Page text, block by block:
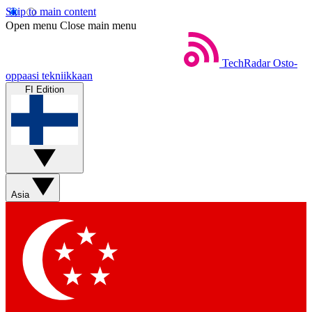
Skip to main content
Open menu Close main menu
TechRadar Osto-
oppaasi tekniikkaan
FI Edition
Asia